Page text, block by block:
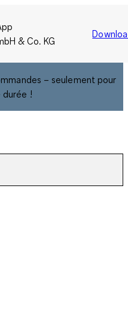
& Co. KG
– seulement pour
durée !